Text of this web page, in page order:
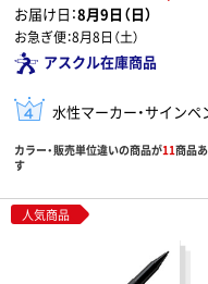
お届け日：8月9日（日）
お急ぎ便：8月8日（土）
アスクル在庫商品
水性マーカー・サインペ
カラー・販売単位違いの商品が11商品
す
人気商品